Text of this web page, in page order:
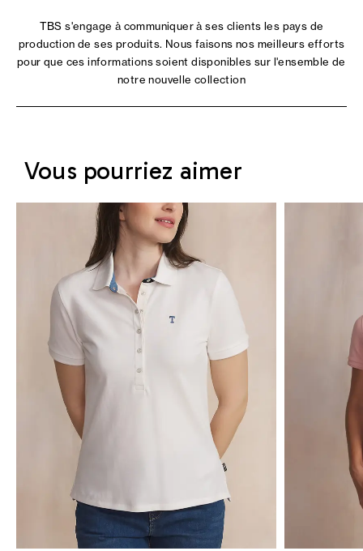
TBS s'engage à communiquer à ses clients les pays de
production de ses produits. Nous faisons nos meilleurs efforts
pour que ces informations soient disponibles sur l'ensemble de
notre nouvelle collection
Vous pourriez aimer